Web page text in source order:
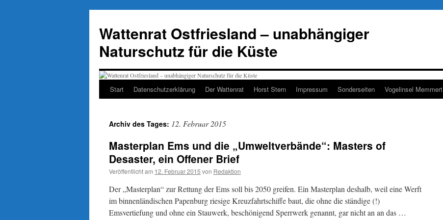
springen
Wattenrat Ostfriesland – unabhängiger
Naturschutz für die Küste
Start Datenschutzerklärung Der Wattenrat Horst Stern Impressum Sonderseiten Vogelinsel Memmert
Archiv des Tages: 12. Februar 2015
Masterplan Ems und die „Umweltverbände“: Masters of
Desaster, ein Offener Brief
Veröffentlicht am 12. Februar 2015 von Redaktion
Der „Masterplan“ zur Rettung der Ems soll bis 2050 greifen. Ein Masterplan deshalb, weil eine Werft
im binnenländischen Papenburg riesige Kreuzfahrtschiffe baut, die ohne die ständige (!)
Emsvertiefung und ohne ein Stauwerk, beschönigend Sperrwerk genannt, gar nicht an an das …